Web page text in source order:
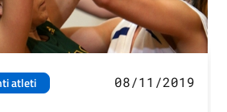
atleti 08/11/2019